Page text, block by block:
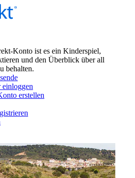
Konto ist es ein Kinderspiel,
und den Überblick über all
behalten.
einloggen
erstellen